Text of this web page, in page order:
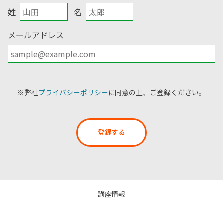
姓
名
メールアドレス
※弊社プライバシーポリシーに同意の上、ご登録ください。
登録する
講座情報